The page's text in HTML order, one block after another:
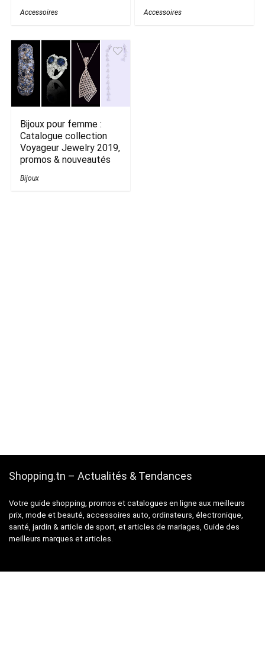
Accessoires Accessoires
Bijoux pour femme :
Catalogue collection
Voyageur Jewelry 2019,
promos & nouveautés
Bijoux
Shopping.tn – Actualités & Tendances
Votre guide shopping, promos et catalogues en ligne aux meilleurs
prix, mode et beauté, accessoires auto, ordinateurs, électronique,
santé, jardin & article de sport, et articles de mariages, Guide des
meilleurs marques et articles.